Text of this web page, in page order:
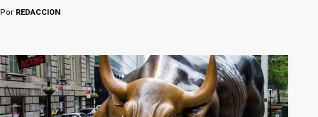
Por REDACCION